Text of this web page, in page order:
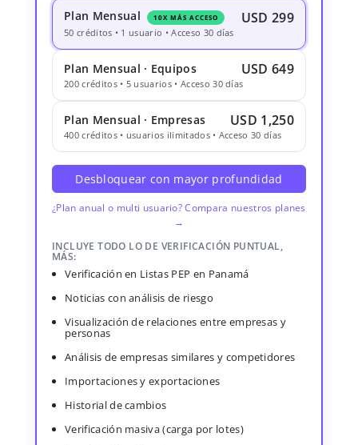
Plan Mensual 10X MÁS ACCESO USD 299
50 créditos • 1 usuario • Acceso 30 días
Plan Mensual · Equipos USD 649
200 créditos • 5 usuarios • Acceso 30 días
Plan Mensual · Empresas USD 1,250
400 créditos • usuarios ilimitados • Acceso 30 días
Desbloquear con mayor profundidad
¿Plan anual o multi usuario? Compara nuestros planes
→
INCLUYE TODO LO DE VERIFICACIÓN PUNTUAL,
MÁS:
Verificación en Listas PEP en Panamá
Noticias con análisis de riesgo
Visualización de relaciones entre empresas y
personas
Análisis de empresas similares y competidores
Importaciones y exportaciones
Historial de cambios
Verificación masiva (carga por lotes)